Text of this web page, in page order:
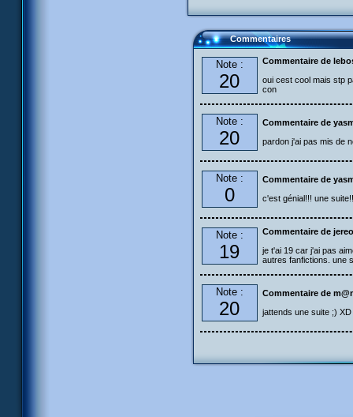
Commentaires
Note :
20
Commentaire de
oui cest cool mais stp
con
Note :
20
Commentaire de
pardon j'ai pas mis de
Note :
0
Commentaire de
c'est génial!!! une
Note :
19
Commentaire de
je t'ai 19 car j'ai pas
autres fanfictions. une
Note :
20
Commentaire de
jattends une suite ;)